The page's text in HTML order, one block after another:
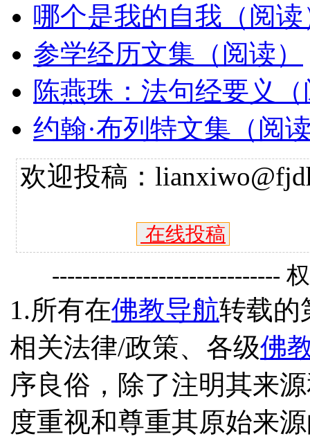
哪个是我的自我（阅读
参学经历文集（阅读）
陈燕珠：法句经要义
约翰·布列特文集（阅
欢迎投稿：
在线投稿
------------------------------
1.所有在佛教导航转载的
相关法律/政策、各级佛
序良俗，除了注明其来
度重视和尊重其原始来